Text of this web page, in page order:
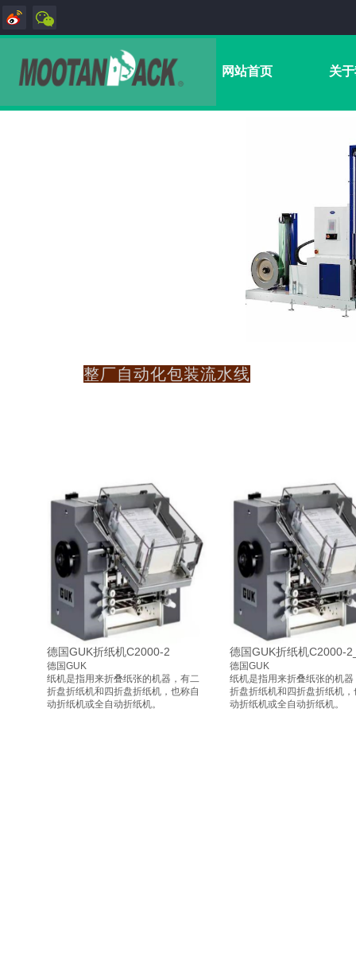
网站首页 关
整厂自动化包装流水线
德国GUK折纸机C2000-2
德国GUK
纸机是指用来折叠纸张的机器，有二
折盘折纸机和四折盘折纸机，也称自
动折纸机或全自动折纸机。
德国GUK折纸机C2000-
德国GUK
纸机是指用来折叠纸张的机器
折盘折纸机和四折盘折纸机，
动折纸机或全自动折纸机。